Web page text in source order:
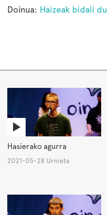
Doinua: Haizeak bidali du
Hasierako agurra
2021-05-28 Urnieta